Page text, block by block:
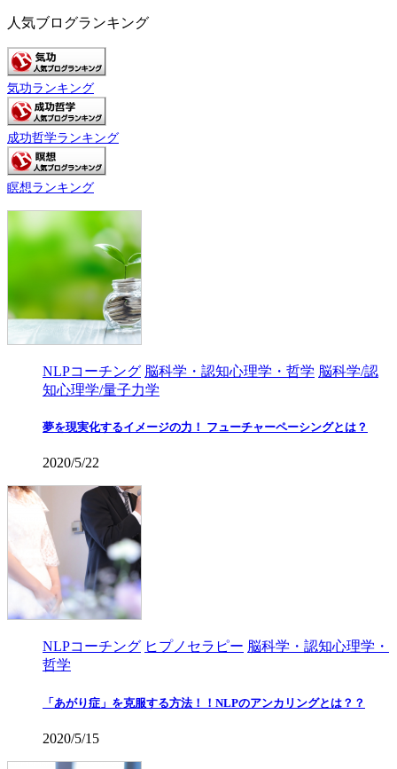
人気ブログランキング
気功ランキング
成功哲学ランキング
瞑想ランキング
NLPコーチング 脳科学・認知心理学・哲学 脳科学/認
知心理学/量子力学
夢を現実化するイメージの力！ フューチャーペーシングとは？
2020/5/22
NLPコーチング ヒプノセラピー 脳科学・認知心理学・
哲学
「あがり症」を克服する方法！！NLPのアンカリングとは？？
2020/5/15